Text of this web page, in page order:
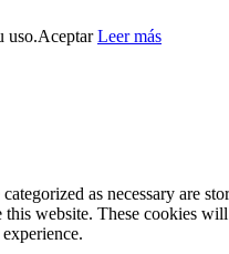
uso.Aceptar Leer más
as necessary are
website. These cookies